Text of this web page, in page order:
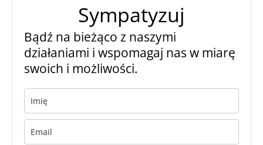
Sympatyzuj
Bądź na bieżąco z naszymi
działaniami i wspomagaj nas w miarę
swoich i możliwości.